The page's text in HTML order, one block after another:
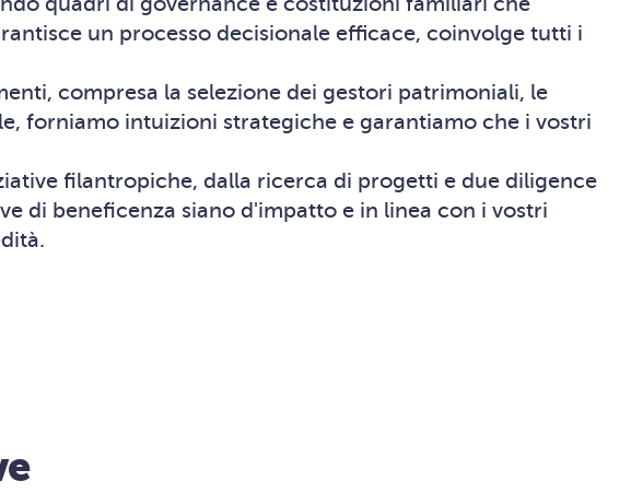
un processo decisionale efficace, coinvolge tutti i
compresa la selezione dei gestori patrimoniali, le
forniamo intuizioni strategiche e garantiamo che i vostri
filantropiche, dalla ricerca di progetti e due diligence
di beneficenza siano d'impatto e in linea con i vostri